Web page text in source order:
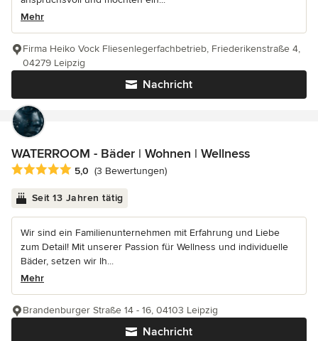
Mehr
Nachricht
Firma Heiko Vock Fliesenlegerfachbetrieb, Friederikenstraße 4,
04279 Leipzig
WATERROOM - Bäder | Wohnen | Wellness
Durchschnittliche Bewertung: 5 von 5 Sternen
5,0 (3 Bewertungen)
Seit 13 Jahren tätig
Wir sind ein Familienunternehmen mit Erfahrung und Liebe
zum Detail! Mit unserer Passion für Wellness und individuelle
Bäder, setzen wir Ih...
Mehr
Nachricht
Brandenburger Straße 14 - 16, 04103 Leipzig